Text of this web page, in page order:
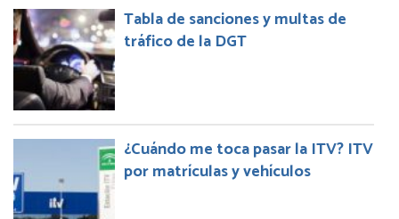
Tabla de sanciones y multas de
tráfico de la DGT
¿Cuándo me toca pasar la ITV? ITV
por matrículas y vehículos